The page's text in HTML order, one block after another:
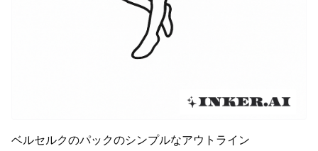
ベルセルクのパックのシンプルなアウトライン